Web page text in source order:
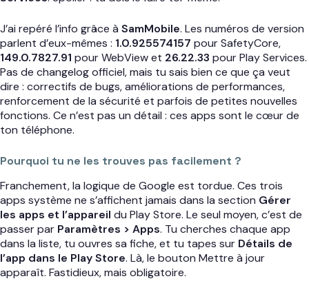
J’ai repéré l’info grâce à SamMobile. Les numéros de version
parlent d’eux-mêmes : 1.0.925574157 pour SafetyCore,
149.0.7827.91 pour WebView et 26.22.33 pour Play Services.
Pas de changelog officiel, mais tu sais bien ce que ça veut
dire : correctifs de bugs, améliorations de performances,
renforcement de la sécurité et parfois de petites nouvelles
fonctions. Ce n’est pas un détail : ces apps sont le cœur de
ton téléphone.
Pourquoi tu ne les trouves pas facilement ?
Franchement, la logique de Google est tordue. Ces trois
apps système ne s’affichent jamais dans la section Gérer
les apps et l’appareil du Play Store. Le seul moyen, c’est de
passer par Paramètres > Apps. Tu cherches chaque app
dans la liste, tu ouvres sa fiche, et tu tapes sur Détails de
l’app dans le Play Store. Là, le bouton Mettre à jour
apparaît. Fastidieux, mais obligatoire.